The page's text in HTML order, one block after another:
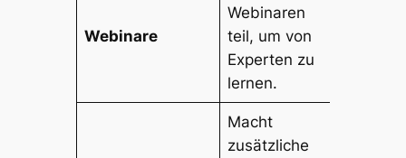
Webinare
Webinaren
teil, um von
Experten zu
lernen.
Macht
zusätzliche